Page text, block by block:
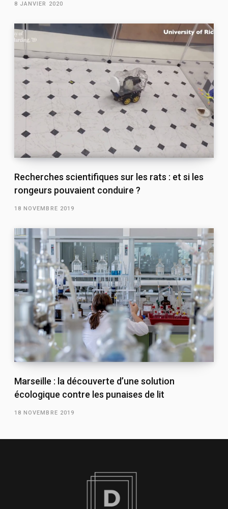
8 JANVIER 2020
Recherches scientifiques sur les rats : et si les
rongeurs pouvaient conduire ?
18 NOVEMBRE 2019
Marseille : la découverte d’une solution
écologique contre les punaises de lit
18 NOVEMBRE 2019